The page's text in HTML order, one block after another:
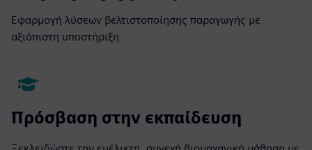
Εφαρμογή λύσεων βελτιστοποίησης παραγωγής με
αξιόπιστη υποστήριξη
Πρόσβαση στην εκπαίδευση